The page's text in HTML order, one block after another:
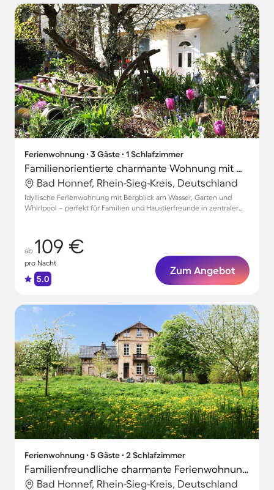
Ferienwohnung ∙ 3 Gäste ∙ 1 Schlafzimmer
Familienorientierte charmante Wohnung mit Garten, Whirlpool und Grill | Bergblick | Haustiere sind willkommen
Bad Honnef, Rhein-Sieg-Kreis, Deutschland
Idyllische Ferienwohnung mit Bergblick am Wasser, Garten und
Whirlpool – perfekt für Familien und Haustierfreunde in zentraler
ab 109 €
pro Nacht
5.0
Zum Angebot
Ferienwohnung ∙ 5 Gäste ∙ 2 Schlafzimmer
Familienfreundliche charmante Ferienwohnung mit Terrasse | Hunde erlaubt
Bad Honnef, Rhein-Sieg-Kreis, Deutschland